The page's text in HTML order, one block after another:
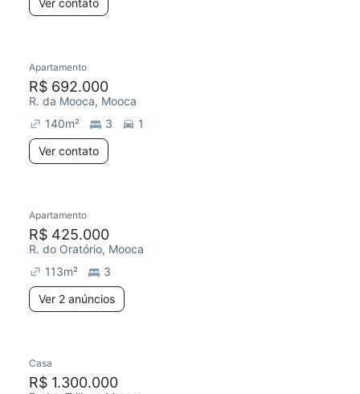
Ver contato
Apartamento
R$ 692.000
R. da Mooca, Mooca
140m² 3
1
Ver contato
Apartamento
R$ 425.000
R. do Oratório, Mooca
113m²
3
Ver 2 anúncios
Casa
R$ 1.300.000